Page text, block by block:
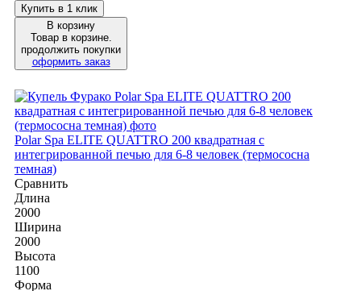
Купить в 1 клик
В корзину
Товар в корзине.
продолжить покупки
оформить заказ
Polar Spa ELITE QUATTRO 200 квадратная с
интегрированной печью для 6-8 человек (термососна
темная)
Сравнить
Длина
2000
Ширина
2000
Высота
1100
Форма